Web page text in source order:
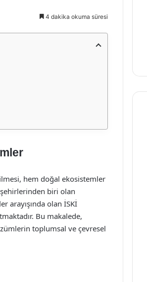
4 dakika okuma süresi
hem doğal ekosistemler
biri olan
arayışında olan İSKİ
Bu makalede,
toplumsal ve çevresel